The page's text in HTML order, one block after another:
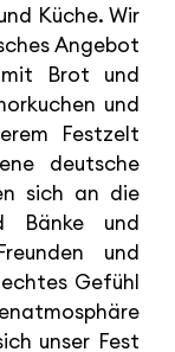
Küche. Wir
Angebot
mit Brot und
und
Festzelt
deutsche
sich an die
Bänke und
und
Gefühl
unser Fest